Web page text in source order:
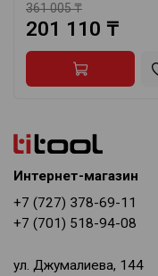
361 005 ₸
201 110 ₸
Интернет-магазин
+7 (727) 378-69-11
+7 (701) 518-94-08
ул. Джумалиева, 144